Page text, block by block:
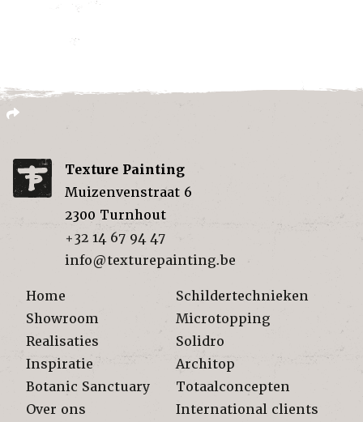
Texture Painting
Muizenvenstraat 6
2300 Turnhout
+32 14 67 94 47
info@texturepainting.be
Home
Showroom
Realisaties
Inspiratie
Botanic Sanctuary
Over ons
Schildertechnieken
Microtopping
Solidro
Architop
Totaalconcepten
International clients